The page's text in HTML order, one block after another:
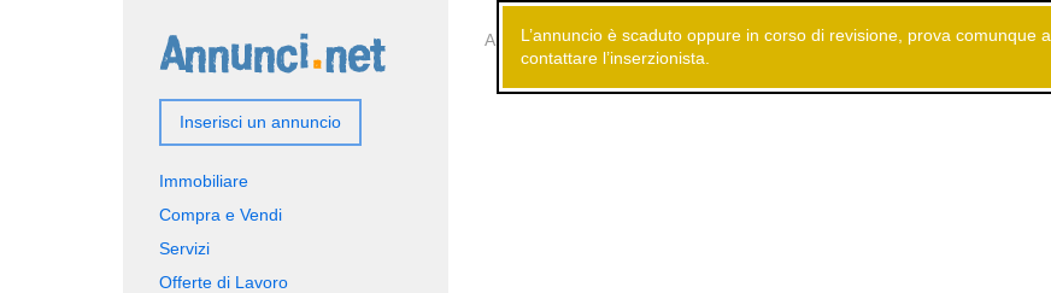
Annunci gratuiti Compra e Vendi Arte - Antiquariato - Collezionismo
L’annuncio è scaduto oppure in corso di revisione, prova comunque a
contattare l’inserzionista.
Inserisci un annuncio
Immobiliare
Compra e Vendi
Servizi
Offerte di Lavoro